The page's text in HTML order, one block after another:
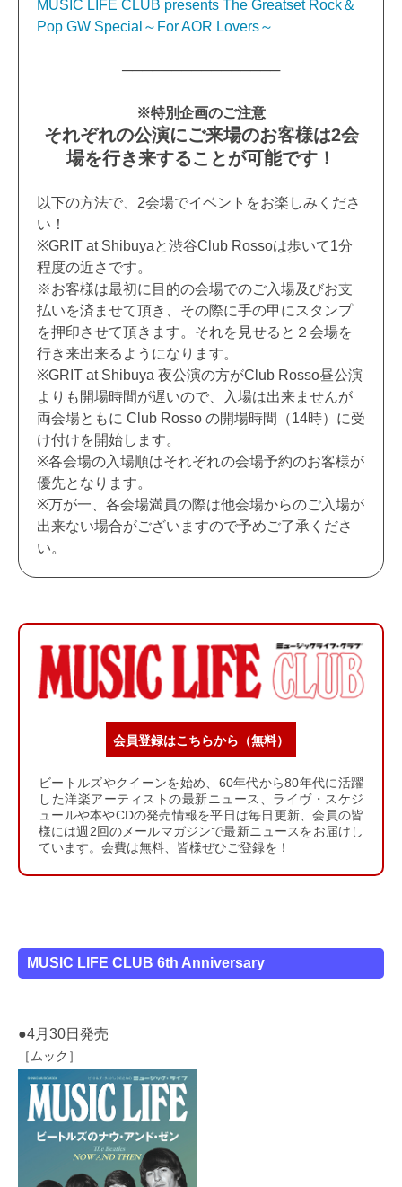
MUSIC LIFE CLUB presents The Greatset Rock＆
Pop GW Special～For AOR Lovers～
────────────────
※特別企画のご注意
それぞれの公演にご来場のお客様は2会
場を行き来することが可能です！
以下の方法で、2会場でイベントをお楽しみくださ
い！
※GRIT at Shibuyaと渋谷Club Rossoは歩いて1分
程度の近さです。
※お客様は最初に目的の会場でのご入場及びお支
払いを済ませて頂き、その際に手の甲にスタンプ
を押印させて頂きます。それを見せると２会場を
行き来出来るようになります。
※GRIT at Shibuya 夜公演の方がClub Rosso昼公演
よりも開場時間が遅いので、入場は出来ませんが
両会場ともに Club Rosso の開場時間（14時）に受
け付けを開始します。
※各会場の入場順はそれぞれの会場予約のお客様が
優先となります。
※万が一、各会場満員の際は他会場からのご入場が
出来ない場合がございますので予めご了承くださ
い。
会員登録はこちらから（無料）
ビートルズやクイーンを始め、60年代から80年代に活躍
した洋楽アーティストの最新ニュース、ライヴ・スケジ
ュールや本やCDの発売情報を平日は毎日更新、会員の皆
様には週2回のメールマガジンで最新ニュースをお届けし
ています。会費は無料、皆様ぜひご登録を！
MUSIC LIFE CLUB 6th Anniversary
●4月30日発売
［ムック］